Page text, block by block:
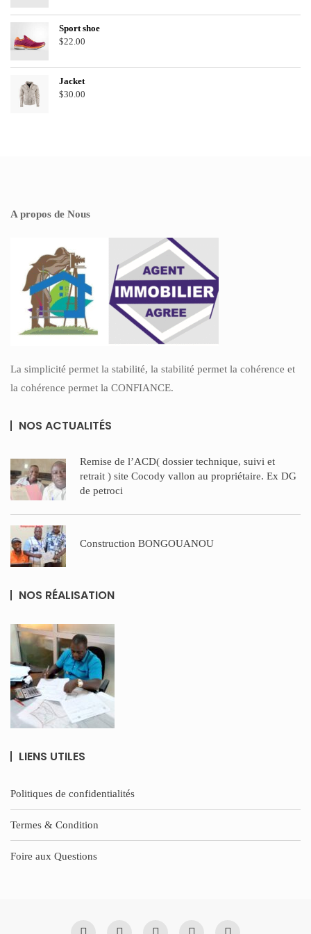
Sport shoe
$22.00
Jacket
$30.00
A propos de Nous
La simplicité permet la stabilité, la stabilité permet la cohérence et
la cohérence permet la CONFIANCE.
NOS ACTUALITÉS
Remise de l’ACD( dossier technique, suivi et
retrait ) site Cocody vallon au propriétaire. Ex DG
de petroci
Construction BONGOUANOU
NOS RÉALISATION
LIENS UTILES
Politiques de confidentialités
Termes & Condition
Foire aux Questions